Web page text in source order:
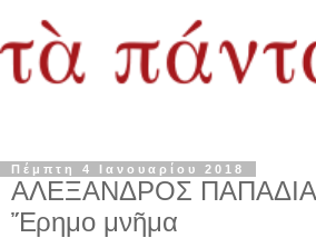
Πέμπτη 4 Ιανουαρίου 2018
ΑΛΕΞΑΝΔΡΟΣ
Ἔρημο μνῆμα